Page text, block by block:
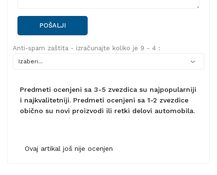
POŠALJI
Anti-spam zaštita - izračunajte koliko je 9 - 4 :
Predmeti ocenjeni sa 3-5 zvezdica su najpopularniji
i najkvalitetniji. Predmeti ocenjeni sa 1-2 zvezdice
obično su novi proizvodi ili retki delovi automobila.
Ovaj artikal još nije ocenjen